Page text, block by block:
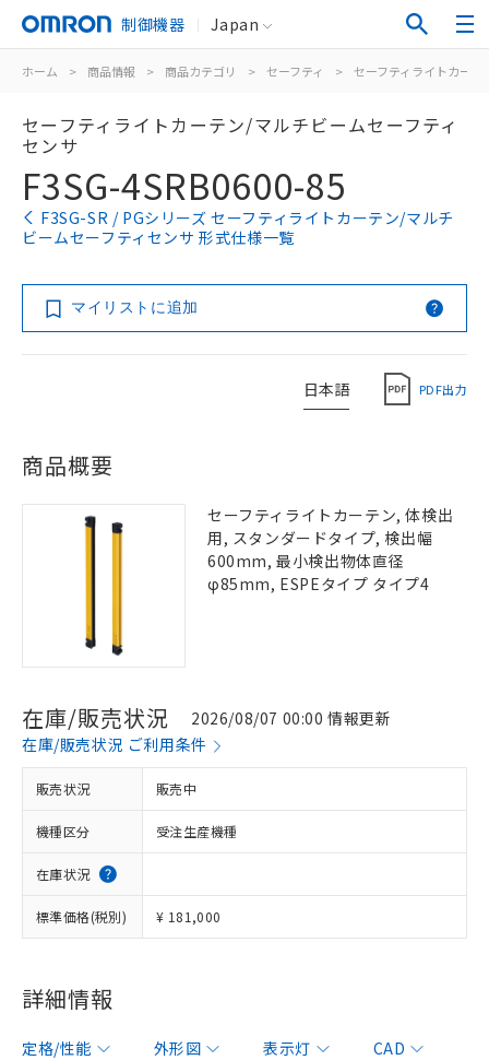
制御機器 Japan
ホーム > 商品情報 > 商品カテゴリ > セーフティ > セーフティライトカー
セーフティライトカーテン/マルチビームセーフティ
センサ
F3SG-4SRB0600-85
F3SG-SR / PGシリーズ セーフティライトカーテン/マルチ
ビームセーフティセンサ 形式仕様一覧
マイリストに追加
日本語 PDF出力
商品概要
セーフティライトカーテン, 体検出
用, スタンダードタイプ, 検出幅
600mm, 最小検出物体直径
φ85mm, ESPEタイプ タイプ4
在庫/販売状況
2026/08/07 00:00 情報更新
在庫/販売状況 ご利用条件
販売状況 販売中
機種区分 受注生産機種
在庫状況
標準価格(税別) ¥ 181,000
詳細情報
定格/性能 外形図 表示灯
CAD